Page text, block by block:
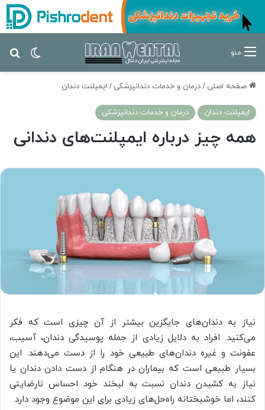
تغییر منو
صفحه اصلی /درمان‌ و خدمات دندانپزشکی / ایمپلنت دندان
ایمپلنت دندان درمان‌ و خدمات دندانپزشکی
همه چیز درباره ایمپلنت‌های دندانی
نیاز به دندان‌های جایگزین بیشتر از آن چیزی است که فکر
می‌کنید. افراد به دلایل زیادی از جمله پوسیدگی دندان، آسیب،
عفونت و غیره دندان‌های طبیعی خود را از دست می‌دهند. این
بسیار طبیعی است که بیماران در هنگام از دست دادن دندان یا
نیاز به کشیدن دندان نسبت به لبخند خود احساس نارضایتی
کنند، اما خوشبختانه راه‌حل‌های زیادی برای این موضوع وجود دارد.